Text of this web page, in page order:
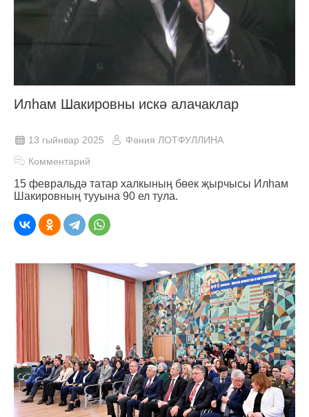
Илһам Шакировны искә алачаклар
13 гыйнвар 2025
Фәния ЛОТФУЛЛИНА
Комментарий
15 февральдә татар халкының бөек җырчысы Илһам
Шакировның тууына 90 ел тула.